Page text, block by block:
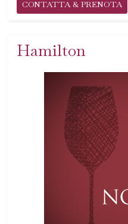
CONTATTA & PRENOTA
Hamilton